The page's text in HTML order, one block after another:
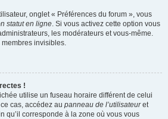
onglet « Préférences du forum », vous
statut en ligne. Si vous activez cette option vous
les modérateurs et vous-même.
invisibles.
!
utilise un fuseau horaire différent de celui
cas, accédez au panneau de l’utilisateuret
qu’il corresponde à la zone où vous vous